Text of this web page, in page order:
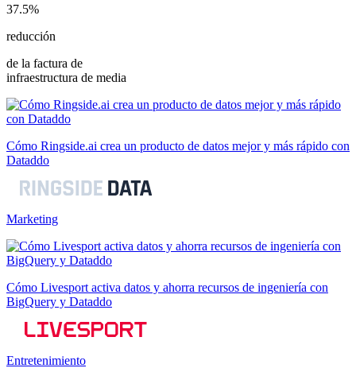
37.5%
reducción
de la factura de
infraestructura de media
Cómo Ringside.ai crea un producto de datos mejor y más rápido con
Dataddo
Marketing
Cómo Livesport activa datos y ahorra recursos de ingeniería con
BigQuery y Dataddo
Entretenimiento